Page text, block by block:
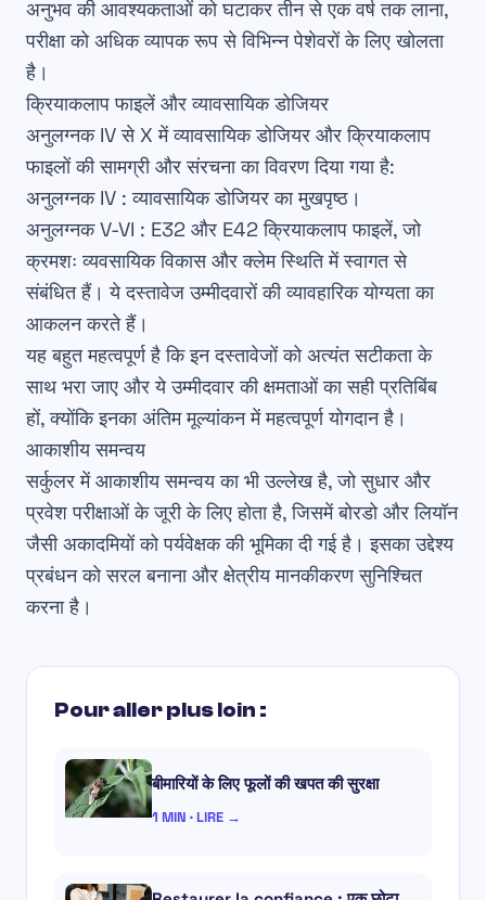
अनुभव की आवश्यकताओं को घटाकर तीन से एक वर्ष तक लाना,
परीक्षा को अधिक व्यापकरूप से विभिन्न पेशेवरों के लिए खोलता
है।
क्रियाकलाप फाइलें और व्यावसायिक डोजियर
अनुलग्नक IV से X मेंव्‍यावसायिक डोजियर औरक्रियाकलाप
फाइलोंकी सामग्री और संरचना का विवरण दिया गया है:
अनुलग्नक IV : व्यावसायिक डोजियर का मुखपृष्ठ।
अनुलग्नक V-VI : E32 और E42 क्रियाकलाप फाइलें, जो
क्रमशः व्यवसायिक विकास और क्लेम स्थिति में स्वागत से
संबंधित हैं। ये दस्तावेज उम्मीदवारों कीव्यावहारिक योग्यताका
आकलन करते हैं।
यह बहुत महत्वपूर्ण है कि इन दस्तावेजों कोअत्यंत सटीकताके
साथ भरा जाए और ये उम्मीदवार की क्षमताओं का सही प्रतिबिंब
हों, क्योंकि इनका अंतिम मूल्यांकन में महत्वपूर्ण योगदान है।
आकाशीय समन्वय
सर्कुलर मेंआकाशीय समन्वयका भी उल्लेख है, जो सुधार और
प्रवेश परीक्षाओं के जूरी के लिए होता है, जिसमें बोरडो और लियॉन
जैसी अकादमियों को पर्यवेक्षक की भूमिका दी गई है। इसका उद्देश्य
प्रबंधन को सरल बनानाऔर क्षेत्रीय मानकीकरण सुनिश्चित
करना है।
Pour aller plus loin :
बीमारियों के लिए फूलों की खपत की सुरक्षा
1 MIN · LIRE →